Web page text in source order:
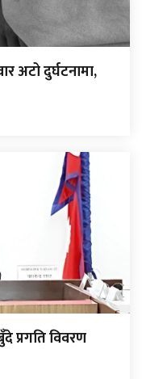
अटो दुर्घटनामा,
प्रगति विवरण